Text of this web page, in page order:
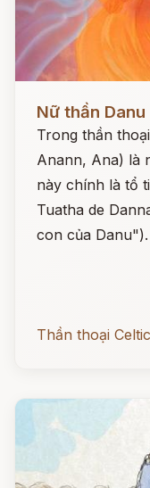
Nữ thần
Trong thần
Anann, Ana) là
này chính là tổ
Tuatha de
con của Danu").
Thần thoại